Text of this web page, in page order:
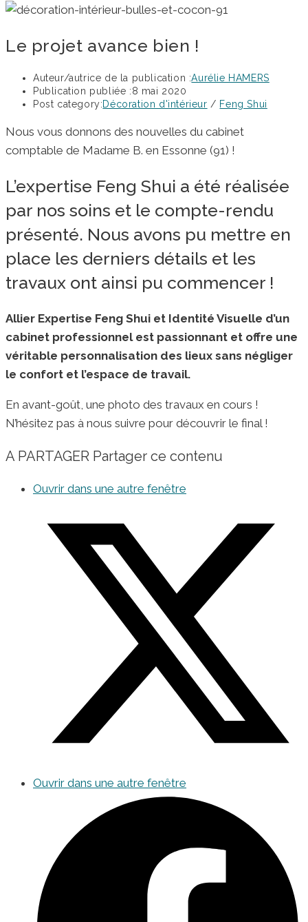
Le projet avance bien !
Auteur/autrice de la publication :Aurélie HAMERS
Publication publiée :8 mai 2020
Post category:Décoration d'intérieur / Feng Shui
Nous vous donnons des nouvelles du cabinet
comptable de Madame B. en Essonne (91) !
L’expertise Feng Shui a été réalisée
par nos soins et le compte-rendu
présenté. Nous avons pu mettre en
place les derniers détails et les
travaux ont ainsi pu commencer !
Allier Expertise Feng Shui et Identité Visuelle d’un
cabinet professionnel est passionnant et offre une
véritable personnalisation des lieux sans négliger
le confort et l’espace de travail.
En avant-goût, une photo des travaux en cours !
N’hésitez pas à nous suivre pour découvrir le final !
A PARTAGER Partager ce contenu
Ouvrir dans une autre fenêtre
Ouvrir dans une autre fenêtre